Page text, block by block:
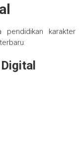
pendidikan karakter